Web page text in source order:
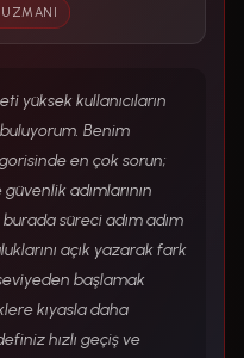
yüksek kullanıcıların
Benim
en çok sorun;
adımlarının
süreci adım adım
açık yazarak fark
başlamak
kıyasla daha
hızlı geçiş ve